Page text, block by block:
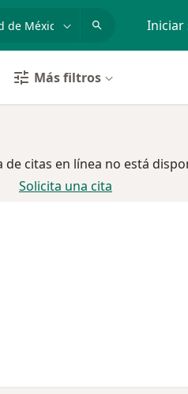
Iniciar
Más filtros
de citas en línea no está
Solicita una cita